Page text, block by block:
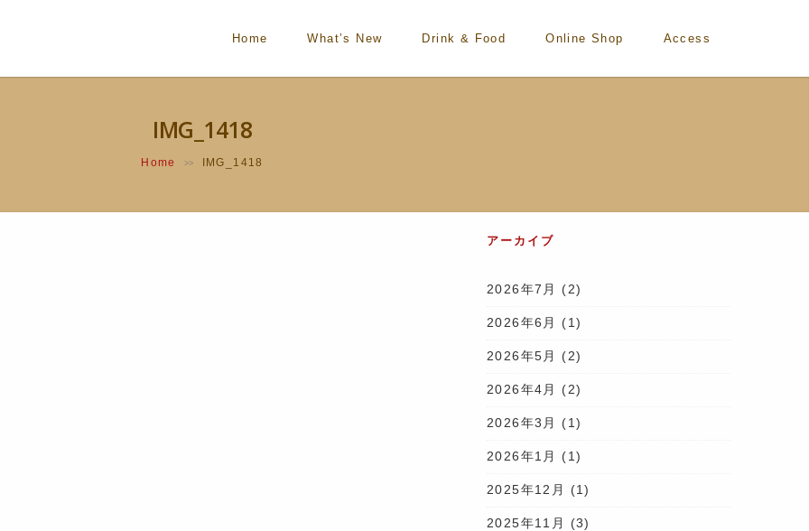
Home What’s New Drink & Food Online Shop Access
IMG_1418
Home >> IMG_1418
アーカイブ
2026年7月 (2)
2026年6月 (1)
2026年5月 (2)
2026年4月 (2)
2026年3月 (1)
2026年1月 (1)
2025年12月 (1)
2025年11月 (3)